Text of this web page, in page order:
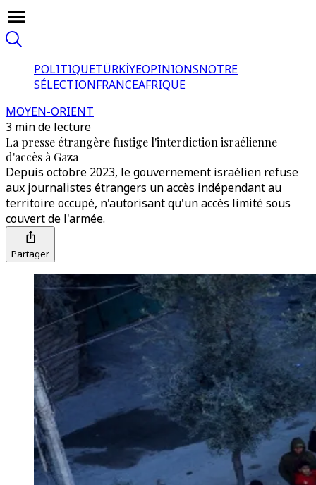
POLITIQUETÜRKİYEOPINIONSNOTRE
SÉLECTIONFRANCEAFRIQUE
MOYEN-ORIENT
3 min de lecture
La presse étrangère fustige l'interdiction israélienne
d'accès à Gaza
Depuis octobre 2023, le gouvernement israélien refuse
aux journalistes étrangers un accès indépendant au
territoire occupé, n'autorisant qu'un accès limité sous
couvert de l'armée.
Partager